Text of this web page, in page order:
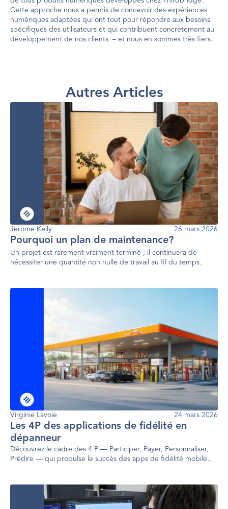
Cette approche nous a permis de concevoir des expériences
numériques adaptées qui ont tout pour répondre aux besoins
spécifiques des utilisateurs et qui contribuent concrètement au
développement de nos clients  – et nous en sommes très fiers.
Autres Articles
Jerome Kelly 26 mars 2026
Pourquoi un plan de maintenance?
Un projet est rarement vraiment terminé ; il continuera de
nécessiter une quantité non nulle de travail au fil du temps.
Virginie Lavoie 24 mars 2026
Les 4P des applications de fidélité en
dépanneur
Découvrez le cadre des 4 P — Participer, Payer, Personnaliser,
Prédire — qui propulse le succès des apps de fidélité mobile